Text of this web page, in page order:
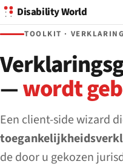
Disability World
TOOLKIT ·
—wordt
Een client-side wizard
de door u gekozen